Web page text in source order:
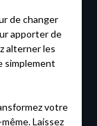
de changer
apporter de
alterner les
simplement
votre
Laissez